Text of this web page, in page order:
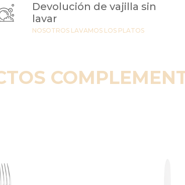
Devolución de vajilla sin
lavar
NOSOTROS LAVAMOS LOS PLATOS